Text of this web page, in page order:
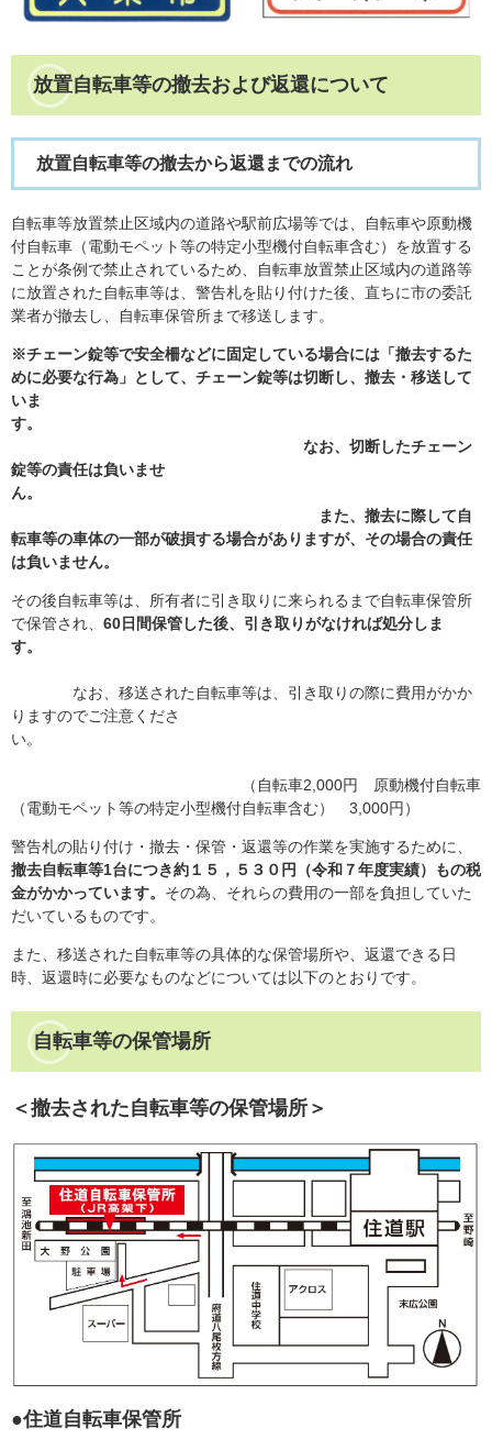
放置自転車等の撤去および返還について
放置自転車等の撤去から返還までの流れ
自転車等放置禁止区域内の道路や駅前広場等では、自転車や原動機
付自転車（電動モペット等の特定小型機付自転車含む）を放置する
ことが条例で禁止されているため、自転車放置禁止区域内の道路等
に放置された自転車等は、警告札を貼り付けた後、直ちに市の委託
業者が撤去し、自転車保管所まで移送します。
※チェーン錠等で安全柵などに固定している場合には「撤去するた
めに必要な行為」として、チェーン錠等は切断し、撤去・移送して
いま
す。
なお、切断したチェーン
錠等の責任は負いませ
ん。
また、撤去に際して自
転車等の車体の一部が破損する場合がありますが、その場合の責任
は負いません。
その後自転車等は、所有者に引き取りに来られるまで自転車保管所
で保管され、 60日間保管した後、引き取りがなければ処分しま
す。
なお、移送された自転車等は、引き取りの際に費用がかか
りますのでご注意くださ
い。
（自転車2,000円 原動機付自転車
（電動モペット等の特定小型機付自転車含む） 3,000円）
警告札の貼り付け・撤去・保管・返還等の作業を実施するために、
撤去自転車等1台につき約１５，５３０円（令和７年度実績）もの税
金がかかっています。 その為、それらの費用の一部を負担していた
だいているものです。
また、移送された自転車等の具体的な保管場所や、返還できる日
時、返還時に必要なものなどについては以下のとおりです。
自転車等の保管場所
＜撤去された自転車等の保管場所＞
●住道自転車保管所